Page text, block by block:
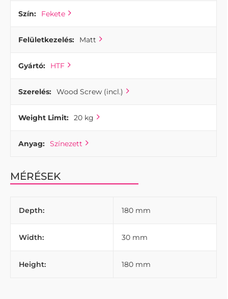
Szín: Fekete
Felületkezelés: Matt
Gyártó: HTF
Szerelés: Wood Screw (incl.)
Weight Limit: 20 kg
Anyag: Színezett
MÉRÉSEK
Depth: 180 mm
Width: 30 mm
Height: 180 mm